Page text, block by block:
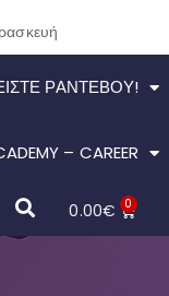
ΡΑΝΤΕΒΟΎ!
– CAREER
0.00€ 0